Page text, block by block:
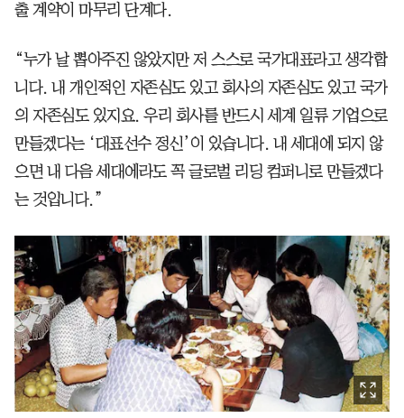
출 계약이 마무리 단계다.
“누가 날 뽑아주진 않았지만 저 스스로 국가대표라고 생각합
니다. 내 개인적인 자존심도 있고 회사의 자존심도 있고 국가
의 자존심도 있지요. 우리 회사를 반드시 세계 일류 기업으로
만들겠다는 ‘대표선수 정신’이 있습니다. 내 세대에 되지 않
으면 내 다음 세대에라도 꼭 글로벌 리딩 컴퍼니로 만들겠다
는 것입니다.”